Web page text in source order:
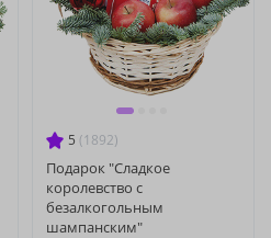
5 (1892)
Подарок "Сладкое
королевство с
безалкогольным
шампанским"